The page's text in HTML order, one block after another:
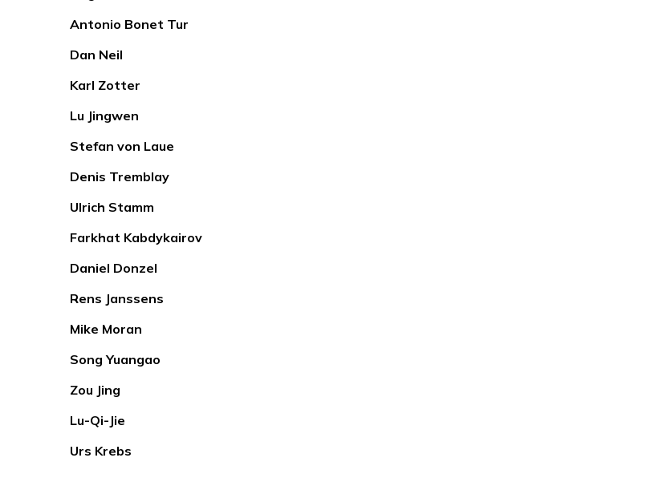
Antonio Bonet Tur
Dan Neil
Karl Zotter
Lu Jingwen
Stefan von Laue
Denis Tremblay
Ulrich Stamm
Farkhat Kabdykairov
Daniel Donzel
Rens Janssens
Mike Moran
Song Yuangao
Zou Jing
Lu-Qi-Jie
Urs Krebs